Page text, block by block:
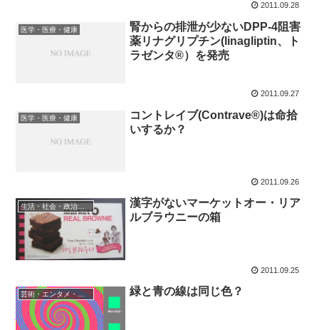
2011.09.28
医学・医療・健康
腎からの排泄が少ないDPP-4阻害
薬リナグリプチン(linagliptin、ト
ラゼンタ®）を発売
2011.09.27
医学・医療・健康
コントレイブ(Contrave®)は命拾
いするか？
2011.09.26
生活・社会・政治・経済
漢字がないマーケットオー・リア
ルブラウニーの箱
2011.09.25
芸術・エンタメ・いろいろ 緑と青の線は同じ色？